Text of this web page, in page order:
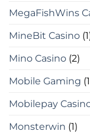
MegaFishWins
MineBit Casino
Mino Casino (2)
Mobile Gaming
Mobilepay
Monsterwin (1)